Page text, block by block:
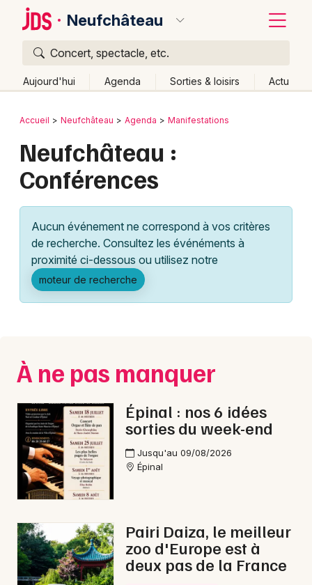
Neufchâteau
Concert, spectacle, etc.
Aujourd'hui Agenda Sorties & loisirs Actu
Publier un événement
Grands événements
Activité & Expérience
Manifestations
Foires & salons
Concerts
Sports
Soirées
Sorties famille
Sorties & loisirs
Conférences dans les Vosges
Bordeaux
Colmar
Lille
Lyon
Marseille
Mulhouse
Nice
Paris
Strasbourg
Toulouse
Toutes les villes
Retour
Accueil Neufchâteau Agenda Manifestations
Neufchâteau :
Conférences
Aucun événement ne correspond à vos critères
de recherche. Consultez les événéments à
proximité ci-dessous ou utilisez notre
moteur de recherche
À ne pas manquer
Épinal : nos 6 idées
sorties du week-end
Jusqu'au 09/08/2026
Épinal
Pairi Daiza, le meilleur
zoo d'Europe est à
deux pas de la France
Quoi ?
Où ?
Partout
Près de moi Changer de lieu
Quand ?
Aujourd'hui
Demain Ce week-end Autre